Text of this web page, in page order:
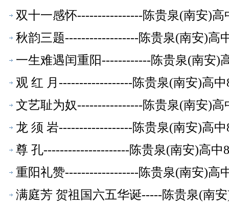
双十一感怀----------------陈贵泉(南安)高
秋韵三题------------------陈贵泉(南安)高
一生难遇闰重阳------------陈贵泉(南安)
观 红 月------------------陈贵泉(南安)高
文艺耻为奴----------------陈贵泉(南安)高
龙 须 岩------------------陈贵泉(南安)高
尊 孔---------------------陈贵泉(南安)高中
重阳礼赞------------------陈贵泉(南安)高
满庭芳 贺祖国六五华诞-----陈贵泉(南